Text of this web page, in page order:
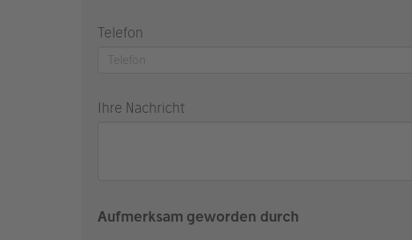
Telefon
Ihre Nachricht
Aufmerksam geworden durch